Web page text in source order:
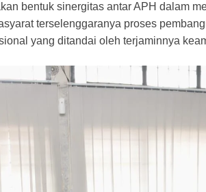
bentuk sinergitas antar APH dalam
terselenggaranya proses
yang ditandai oleh terjaminnya